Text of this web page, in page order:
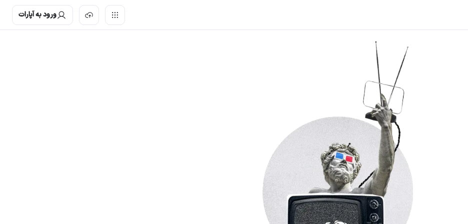
ورود به آپارات